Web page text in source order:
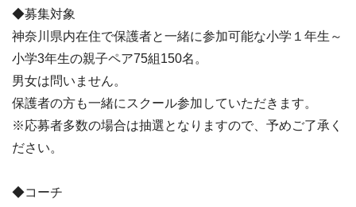
◆募集対象
神奈川県内在住で保護者と一緒に参加可能な小学１年生～
小学3年生の親子ペア75組150名。
男女は問いません。
保護者の方も一緒にスクール参加していただきます。
※応募者多数の場合は抽選となりますので、予めご了承く
ださい。
◆コーチ